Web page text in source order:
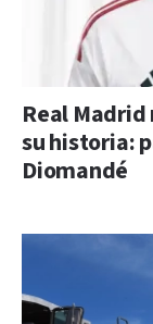
Real
su historia:
Diomandé